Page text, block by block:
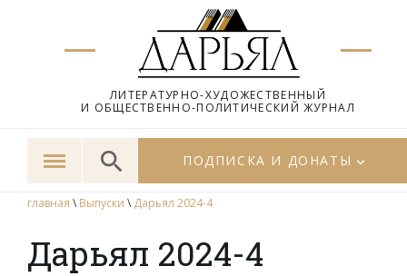
ЛИТЕРАТУРНО-ХУДОЖЕСТВЕННЫЙ
И ОБЩЕСТВЕННО-ПОЛИТИЧЕСКИЙ ЖУРНАЛ
ПОДПИСКА И ДОНАТЫ
главная \ Выпуски \ Дарьял 2024-4
Дарьял 2024-4